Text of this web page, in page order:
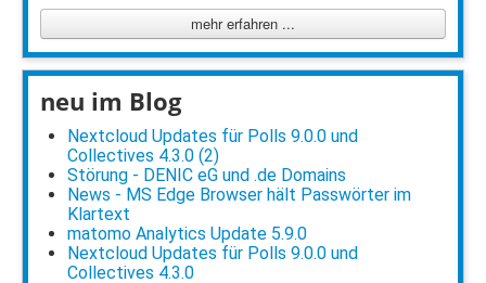
mehr erfahren ...
neu im Blog
Nextcloud Updates für Polls 9.0.0 und
Collectives 4.3.0 (2)
Störung - DENIC eG und .de Domains
News - MS Edge Browser hält Passwörter im
Klartext
matomo Analytics Update 5.9.0
Nextcloud Updates für Polls 9.0.0 und
Collectives 4.3.0